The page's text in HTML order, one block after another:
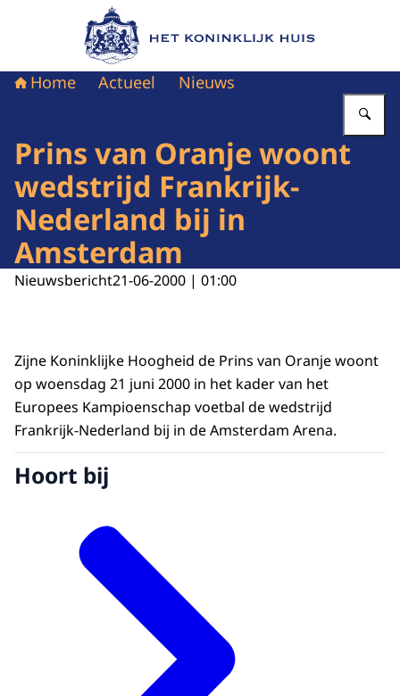
Naar de homepage van Het Koninklijk Huis
Home Actueel Nieuws
Prins van Oranje woont
wedstrijd Frankrijk-
Nederland bij in
Amsterdam
Nieuwsbericht21-06-2000 | 01:00
Zijne Koninklijke Hoogheid de Prins van Oranje woont
op woensdag 21 juni 2000 in het kader van het
Europees Kampioenschap voetbal de wedstrijd
Frankrijk-Nederland bij in de Amsterdam Arena.
Hoort bij